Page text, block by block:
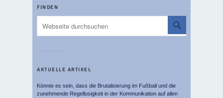
FINDEN
AKTUELLE ARTIKEL
Könnte es sein, dass die Brutalisierung im Fußball und die
zunehmende Regellosigkeit in der Kommunikation auf allen